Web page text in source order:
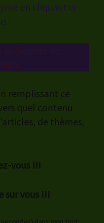
en cliquant ci-
:
remplissant ce
quel contenu
de thèmes,
vous !!!
sur vous !!!